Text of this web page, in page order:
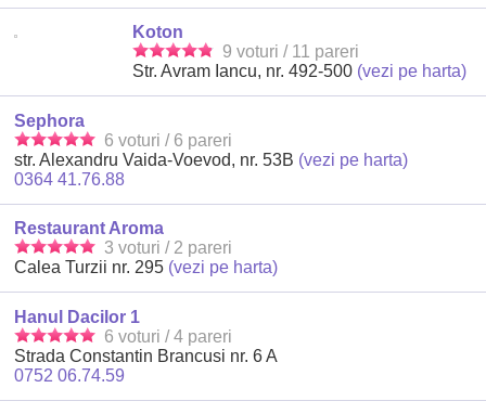
Koton
9 voturi / 11 pareri
Str. Avram Iancu, nr. 492-500 (vezi pe harta)
Sephora
6 voturi / 6 pareri
str. Alexandru Vaida-Voevod, nr. 53B (vezi pe harta)
0364 41.76.88
Restaurant Aroma
3 voturi / 2 pareri
Calea Turzii nr. 295 (vezi pe harta)
Hanul Dacilor 1
6 voturi / 4 pareri
Strada Constantin Brancusi nr. 6 A
0752 06.74.59